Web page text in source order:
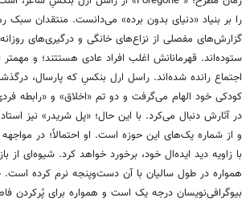
را بر بنیاد «دنیای بدون برده» می‌دانست. منتقدان سبک
گزارش‌های مفصلی از نزاع‌های خانگی و درگیری‌های
ستوده‌اند. قهرمانانش اغلب افراد عادی هستتند؛ و
اجتماع رانده شده‌اند. راسل ارل بنکسِ که پارسال،
کودکی خود الهام می‌گرفت و دو تم «اخلاق» و «رابطه
در آثارش دنبال می‌کرد. با این حال؛ «پل شریدر» نیز
و از شماره یک‌های این حوزه است. او احتمالاً؛ در مواجهه
با زاویه دید ایده‌ال خود، برخورد خواهد کرد. شیوه‌ای از
همواره در طول سالیان با آن دست‌وپنجه نرم کرده است.
بیوگرافی‌نویسان درجه یک است و همواره برای پُرکردن